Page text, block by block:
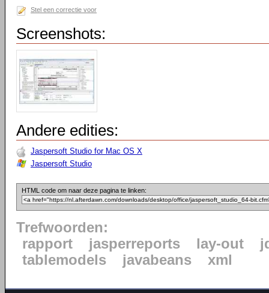
Stel een correctie voor
Screenshots:
Andere edities:
Jaspersoft Studio for Mac OS X
Jaspersoft Studio
HTML code om naar deze pagina te linken:
Trefwoorden:
rapport
jasperreports lay-out
tablemodels
javabeans xml